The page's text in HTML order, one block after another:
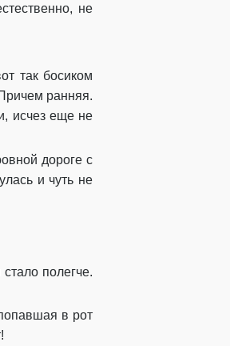
не
так босиком
ранняя.
исчез еще не
дороге с
и чуть не
полегче.
в рот